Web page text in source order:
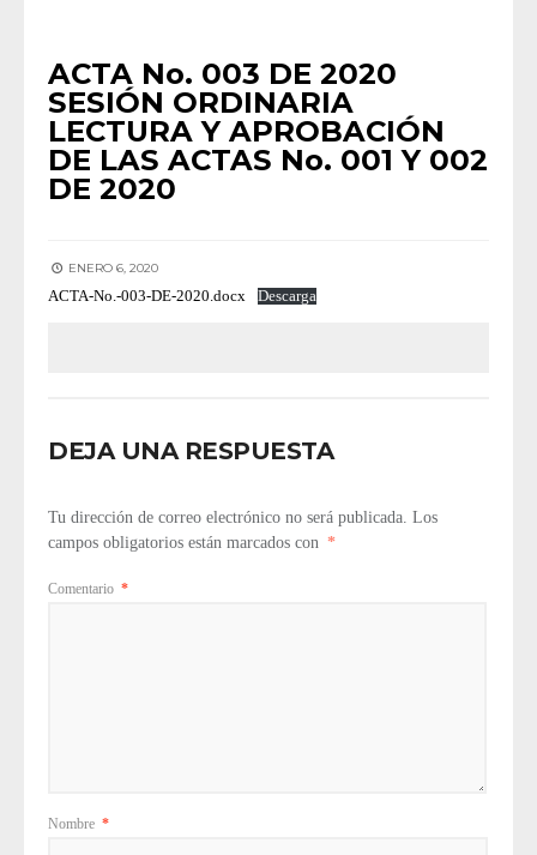
ACTA No. 003 DE 2020
SESIÓN ORDINARIA
LECTURA Y APROBACIÓN
DE LAS ACTAS No. 001 Y 002
DE 2020
ENERO 6, 2020
ACTA-No.-003-DE-2020.docx Descarga
DEJA UNA RESPUESTA
Tu dirección de correo electrónico no será publicada. Los
campos obligatorios están marcados con *
Comentario *
Nombre *